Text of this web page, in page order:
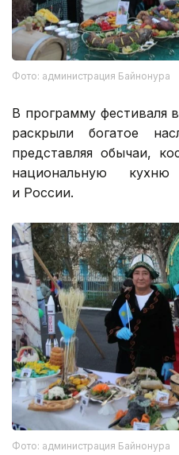
Фото: администрация Байнонура
В программу фестиваля
раскрыли богатое
представляя обычаи,
национальную
и России.
Фото: администрация Байнонура